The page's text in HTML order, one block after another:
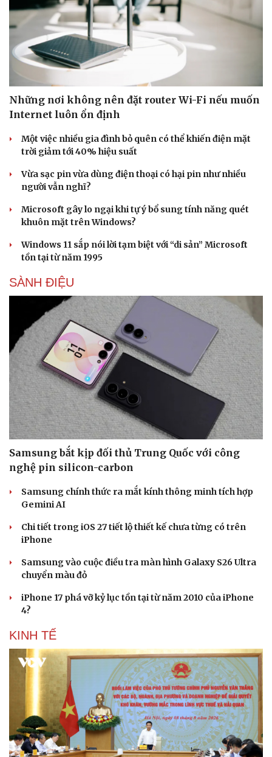
Sức khỏe
Cây thuốc
Sản phụ khoa
Nam khoa
Làm đẹp - giảm cân
Phòng mạch online
Ăn sạch sống khỏe
Đời sống
Blog
Những nơi không nên đặt router Wi-Fi nếu muốn
Internet luôn ổn định
Một việc nhiều gia đình bỏ quên có thể khiến điện mặt
trời giảm tới 40% hiệu suất
Vừa sạc pin vừa dùng điện thoại có hại pin như nhiều
người vẫn nghĩ?
Microsoft gây lo ngại khi tự ý bổ sung tính năng quét
khuôn mặt trên Windows?
Windows 11 sắp nói lời tạm biệt với “di sản” Microsoft
tồn tại từ năm 1995
SÀNH ĐIỆU
Samsung bắt kịp đối thủ Trung Quốc với công
nghệ pin silicon-carbon
Samsung chính thức ra mắt kính thông minh tích hợp
Gemini AI
Chi tiết trong iOS 27 tiết lộ thiết kế chưa từng có trên
iPhone
Samsung vào cuộc điều tra màn hình Galaxy S26 Ultra
chuyển màu đỏ
iPhone 17 phá vỡ kỷ lục tồn tại từ năm 2010 của iPhone
4?
KINH TẾ